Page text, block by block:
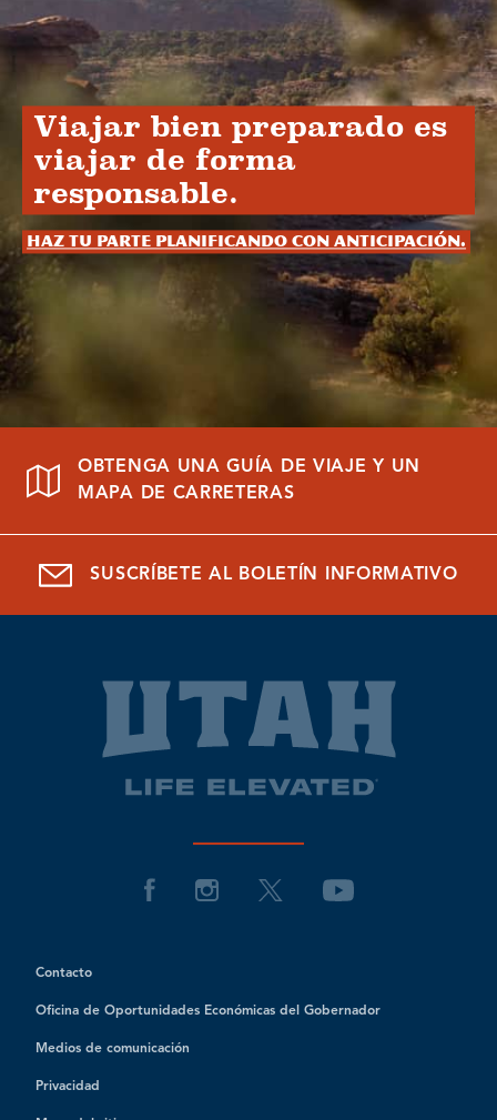
Viajar bien preparado es
viajar de forma
responsable.
Haz tu parte planificando con anticipación.
OBTENGA UNA GUÍA DE VIAJE Y UN
MAPA DE CARRETERAS
SUSCRÍBETE AL BOLETÍN INFORMATIVO
Contacto
Oficina de Oportunidades Económicas del Gobernador
Medios de comunicación
Privacidad